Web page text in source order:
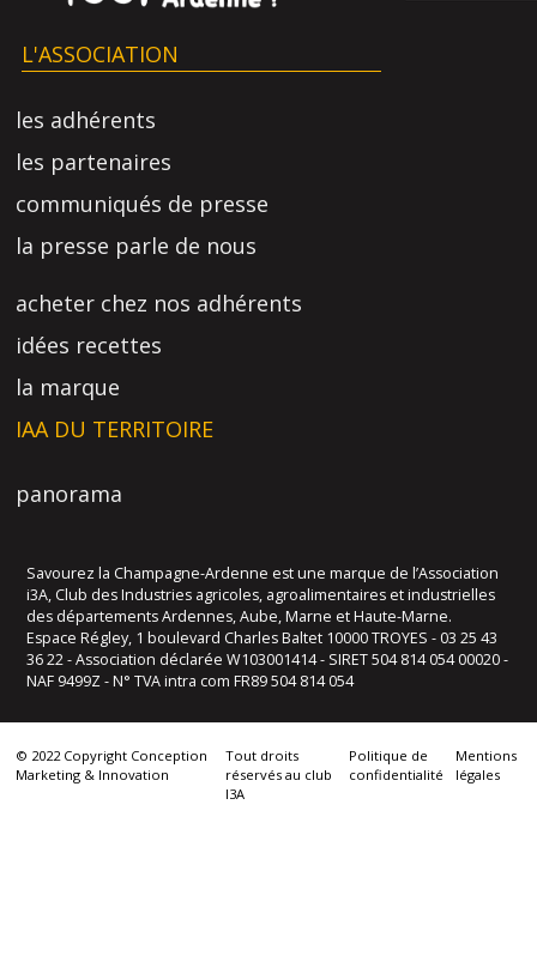
L'ASSOCIATION
les adhérents
les partenaires
communiqués de presse
la presse parle de nous
acheter chez nos adhérents
idées recettes
la marque
IAA DU TERRITOIRE
panorama
Savourez la Champagne-Ardenne est une marque de l’Association
i3A, Club des Industries agricoles, agroalimentaires et industrielles
des départements Ardennes, Aube, Marne et Haute-Marne.
Espace Régley, 1 boulevard Charles Baltet 10000 TROYES - 03 25 43
36 22 - Association déclarée W103001414 - SIRET 504 814 054 00020 -
NAF 9499Z - N° TVA intra com FR89 504 814 054
© 2022 Copyright Conception
Marketing & Innovation
Tout droits
réservés au club
I3A
Politique de
confidentialité
Mentions
légales